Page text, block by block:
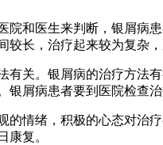
院和医生来判断，银屑病
长，治疗起来较为复杂
有关。银屑病的治疗方法
屑病患者要到医院检查
的情绪，积极的心态对治
康复。